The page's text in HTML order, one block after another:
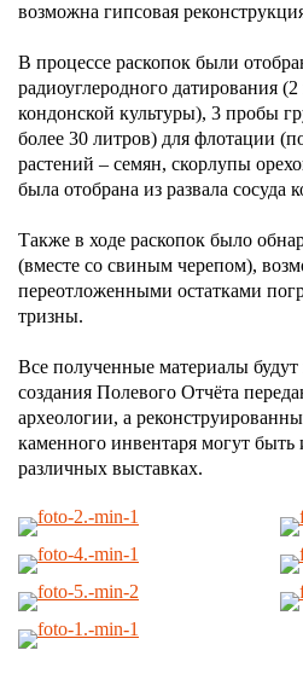
возможна гипсовая
В процессе раскопок были
радиоуглеродного датирования
кондонской культуры), 3 пробы
более 30 литров) для флотации
растений – семян, скорлупы
была отобрана из развала сосуда
Также в ходе раскопок было
(вместе со свиным черепом),
переотложенными остатками
тризны.
Все полученные материалы будут
создания Полевого Отчёта
археологии, а
каменного инвентаря могут быть
различных выставках.